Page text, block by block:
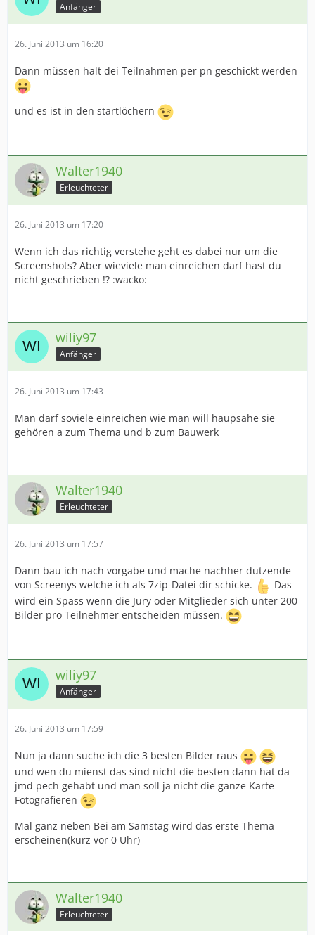
Anfänger
26. Juni 2013 um 16:20
Dann müssen halt dei Teilnahmen per pn geschickt werden
und es ist in den startlöchern
Walter1940
Erleuchteter
26. Juni 2013 um 17:20
Wenn ich das richtig verstehe geht es dabei nur um die
Screenshots? Aber wieviele man einreichen darf hast du
nicht geschrieben !? :wacko:
wiliy97
Anfänger
26. Juni 2013 um 17:43
Man darf soviele einreichen wie man will haupsahe sie
gehören a zum Thema und b zum Bauwerk
Walter1940
Erleuchteter
26. Juni 2013 um 17:57
Dann bau ich nach vorgabe und mache nachher dutzende
von Screenys welche ich als 7zip-Datei dir schicke.
Das
wird ein Spass wenn die Jury oder Mitglieder sich unter 200
Bilder pro Teilnehmer entscheiden müssen.
wiliy97
Anfänger
26. Juni 2013 um 17:59
Nun ja dann suche ich die 3 besten Bilder raus
und wen du mienst das sind nicht die besten dann hat da
jmd pech gehabt und man soll ja nicht die ganze Karte
Fotografieren
Mal ganz neben Bei am Samstag wird das erste Thema
erscheinen(kurz vor 0 Uhr)
Walter1940
Erleuchteter